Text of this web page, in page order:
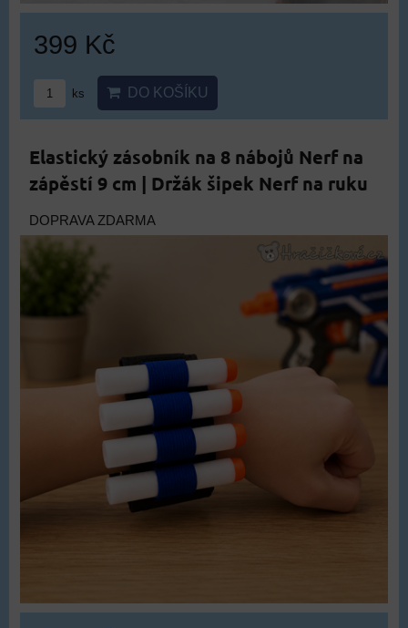
399 Kč
ks DO KOŠÍKU
Elastický zásobník na 8 nábojů Nerf na
zápěstí 9 cm | Držák šipek Nerf na ruku
DOPRAVA ZDARMA